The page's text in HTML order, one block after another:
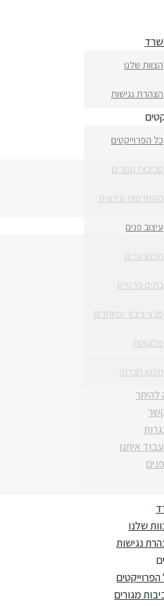
הצוות שלנו
הצהרת נגישות
כל הפרוייקטים
סביבות מגורים
התחדשות עירונית
עיצוב פנים
תכנון ערים
בתים פרטיים
מבני ציבור ומיוחדים
מלונאות
תכנון חברתי
להיתר
איתנו
שלנו
נגישות
מגורים